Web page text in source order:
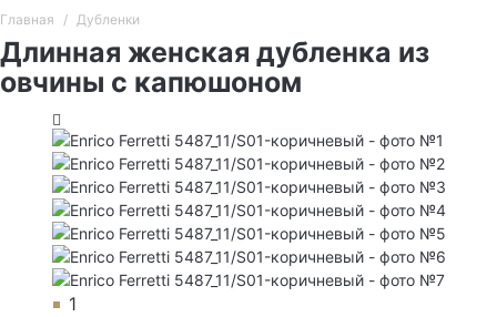
Главная Дубленки
Длинная женская дубленка из
овчины с капюшоном
1